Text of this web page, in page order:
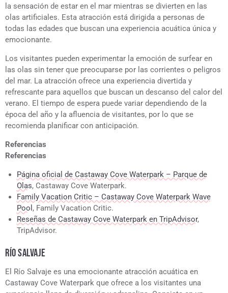
la sensación de estar en el mar mientras se divierten en las
olas artificiales. Esta atracción está dirigida a personas de
todas las edades que buscan una experiencia acuática única y
emocionante.
Los visitantes pueden experimentar la emoción de surfear en
las olas sin tener que preocuparse por las corrientes o peligros
del mar. La atracción ofrece una experiencia divertida y
refrescante para aquellos que buscan un descanso del calor del
verano. El tiempo de espera puede variar dependiendo de la
época del año y la afluencia de visitantes, por lo que se
recomienda planificar con anticipación.
Referencias
Referencias
Página oficial de Castaway Cove Waterpark – Parque de
Olas, Castaway Cove Waterpark.
Family Vacation Critic – Castaway Cove Waterpark Wave
Pool , Family Vacation Critic.
Reseñas de Castaway Cove Waterpark en TripAdvisor,
TripAdvisor.
RÍO SALVAJE
El Río Salvaje es una emocionante atracción acuática en
Castaway Cove Waterpark que ofrece a los visitantes una